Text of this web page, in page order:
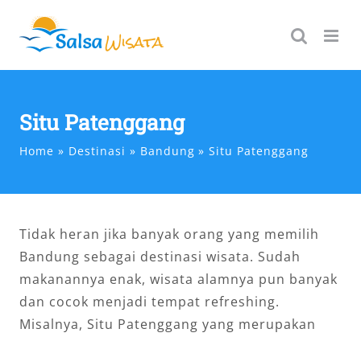
content
Situ Patenggang
Home Destinasi Bandung Situ Patenggang
Tidak heran jika banyak orang yang memilih
Bandung sebagai destinasi wisata. Sudah
makanannya enak, wisata alamnya pun banyak
dan cocok menjadi tempat refreshing.
Misalnya, Situ Patenggang yang merupakan